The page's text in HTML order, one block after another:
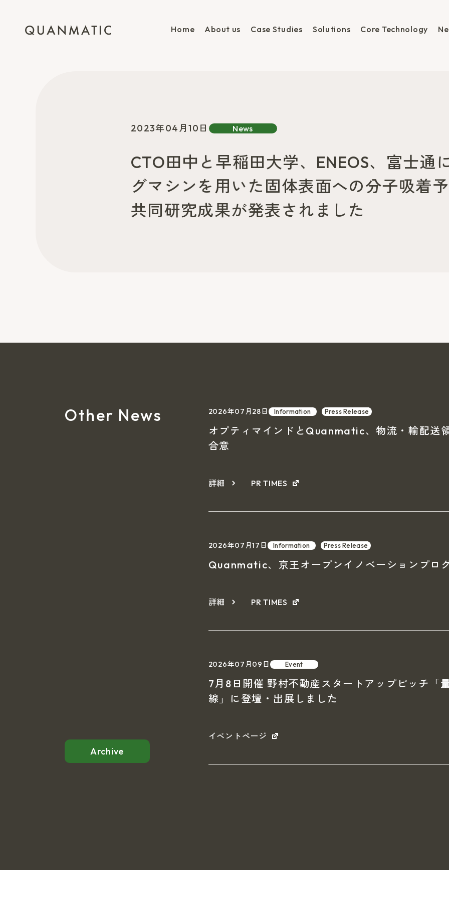
Home About us Case Studies Solutions Core Technology
2023年04月10日 News
CTO田中と早稲田大学、ENEOS、富士通
グマシンを用いた固体表面への分子吸着
共同研究成果が発表されました
Other News 2026年07月28日 Information Press Release
オプティマインドとQuanmatic、物流・輸配送
合意
詳細 PR TIMES
2026年07月17日 Information Press Release
Quanmatic、京王オープンイノベーションプロ
詳細 PR TIMES
2026年07月09日 Event
7月8日開催 野村不動産スタートアップピッチ「
線」に登壇・出展しました
イベントページ
Archive